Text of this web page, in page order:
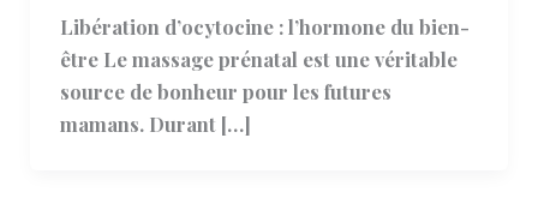
Libération d’ocytocine : l’hormone du bien-
être Le massage prénatal est une véritable
source de bonheur pour les futures
mamans. Durant […]